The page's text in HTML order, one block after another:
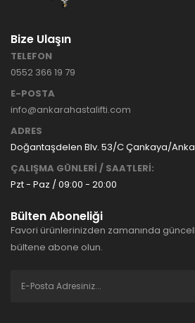
Bize Ulaşın
TELEFON
0552 366 19 79
E-POSTA
info@ankarahastalifti.com
ADRES
Doğantaşdelen Blv. 53/C Çankaya/
ÇALIŞMA GÜNLERİ / SAATLERİ:
Pzt - Paz / 09:00 - 20:00
Bülten Aboneliği
Favori ürünlerinizden zamanında
bültene abone olun.